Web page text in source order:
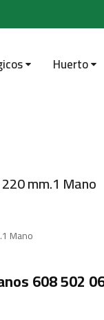
Huerto
mm.1 Mano
Mano
608 502